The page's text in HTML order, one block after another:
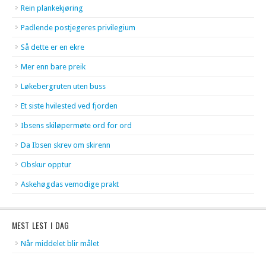
Rein plankekjøring
Padlende postjegeres privilegium
Så dette er en ekre
Mer enn bare preik
Løkebergruten uten buss
Et siste hvilested ved fjorden
Ibsens skiløpermøte ord for ord
Da Ibsen skrev om skirenn
Obskur opptur
Askehøgdas vemodige prakt
MEST LEST I DAG
Når middelet blir målet